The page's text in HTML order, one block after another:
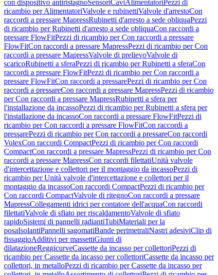
con dispositivo antiristagnoSensoriCaviAlimentatori Pezzi di
ricambio per AlimentatoriValvole e rubinettiValvole d'arrestoCon
raccordi a pressare MapressRubinetti d'arresto a sede obliquaPezzi
di ricambio per Rubinetti d'arresto a sede obliquaCon raccordi a
pressare FlowFitPezzi di ricambio per Con raccordi a pressare
FlowFitCon raccordi a pressare MapressPezzi di ricambio per Con
raccordi a pressare MapressValvole di prelievoValvole di
scaricoRubinetti a sferaPezzi di ricambio per Rubinetti a sferaCon
raccordi a pressare FlowFitPezzi di ricambio per Con raccordi a
pressare FlowFitCon raccordi a pressarePezzi di ricambio per Con
raccordi a pressareCon raccordi a pressare MapressPezzi di ricambio
per Con raccordi a pressare MapressRubinetti a sfera per
l'installazione da incassoPezzi di ricambio per Rubinetti a sfera per
l'installazione da incassoCon raccordi a pressare FlowFitPezzi di
ricambio per Con raccordi a pressare FlowFitCon raccordi a
pressarePezzi di ricambio per Con raccordi a pressareCon raccordi
VolexCon raccordi CompactPezzi di ricambio per Con raccordi
CompactCon raccordi a pressare MapressPezzi di ricambio per Con
raccordi a pressare MapressCon raccordi filettatiUnità valvole
d'intercettazione e collettori per il montaggio da incassoPezzi di
ricambio per Unità valvole d'intercettazione e collettori per il
montaggio da incassoCon raccordi CompactPezzi di ricambio per
Con raccordi CompactValvole di ritegnoCon raccordi a pressare
MapressCollegamenti idrici per contatore dell'acquaCon raccordi
filettatiValvole di sfiato per riscaldamentoValvole di sfiato
rapidoSistemi di pannelli radiantiTubiMateriali per la
posaIsolantiPannelli sagomatiBande perimetraliNastri adesiviClip di
fissaggioAdditivi per massettiGiunti di
dilatazioneReggicurveCassette da incasso per collettoriPezzi di
ricambio per Cassette da incasso per collettoriCassette da incasso per
collettori, in metalloPezzi di ricambio per Cassette da incasso per